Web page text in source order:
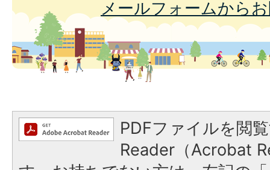
メールフォームから
PDFファイルを閲
Reader（Acrobat